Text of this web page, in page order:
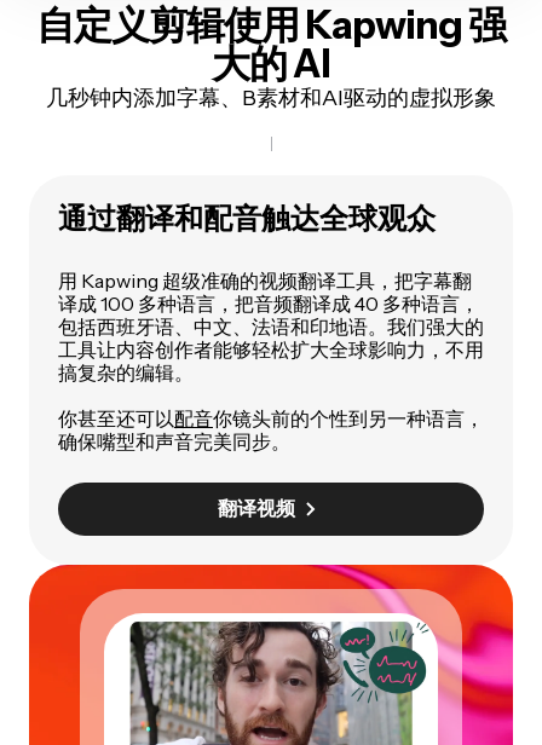
自定义剪辑使用 Kapwing 强
大的 AI
几秒钟内添加字幕、B素材和AI驱动的虚拟形象
通过翻译和配音触达全球观众
用 Kapwing 超级准确的视频翻译工具，把字幕翻
译成 100 多种语言，把音频翻译成 40 多种语言，
包括西班牙语、中文、法语和印地语。我们强大的
工具让内容创作者能够轻松扩大全球影响力，不用
搞复杂的编辑。
你甚至还可以配音你镜头前的个性到另一种语言，
确保嘴型和声音完美同步。
翻译视频